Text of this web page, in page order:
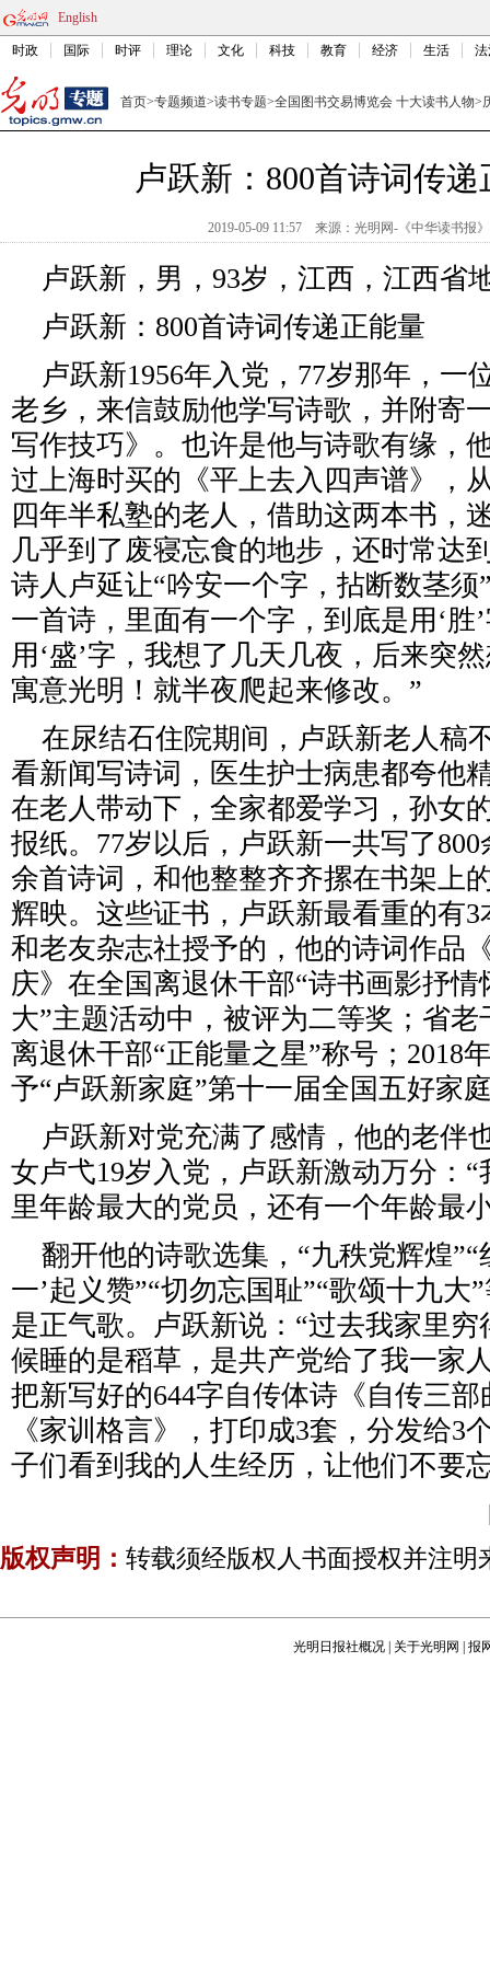
English
时政 国际 时评 理论 文化 科技 教育 经济 生活
首页>专题频道>读书专题>全国图书交易博览会 十大读书人物>
卢跃新：800首诗词传递
2019-05-09 11:57 来源： 光明网-《中华读书报》
卢跃新，男，93岁，江西，江西省
卢跃新：800首诗词传递正能量
卢跃新1956年入党，77岁那年，一
老乡，来信鼓励他学写诗歌，并附寄
写作技巧》。也许是他与诗歌有缘，
过上海时买的《平上去入四声谱》，
四年半私塾的老人，借助这两本书，
几乎到了废寝忘食的地步，还时常达
诗人卢延让“吟安一个字，拈断数茎须
一首诗，里面有一个字，到底是用‘胜
用‘盛’字，我想了几天几夜，后来突
寓意光明！就半夜爬起来修改。”
在尿结石住院期间，卢跃新老人稿
看新闻写诗词，医生护士病患都夸他
在老人带动下，全家都爱学习，孙女
报纸。77岁以后，卢跃新一共写了800
余首诗词，和他整整齐齐摞在书架上
辉映。这些证书，卢跃新最看重的有
和老友杂志社授予的，他的诗词作品
庆》在全国离退休干部“诗书画影抒情
大”主题活动中，被评为二等奖；省
离退休干部“正能量之星”称号；2018
予“卢跃新家庭”第十一届全国五好家
卢跃新对党充满了感情，他的老伴
女卢弋19岁入党，卢跃新激动万分：
里年龄最大的党员，还有一个年龄最
翻开他的诗歌选集，“九秩党辉煌”“
一’起义赞”“切勿忘国耻”“歌颂十九大
是正气歌。卢跃新说：“过去我家里
候睡的是稻草，是共产党给了我一家
把新写好的644字自传体诗《自传三部
《家训格言》，打印成3套，分发给3
子们看到我的人生经历，让他们不要
版权声明： 转载须经版权人书面授权并注明
光明日报社概况 关于光明网 报